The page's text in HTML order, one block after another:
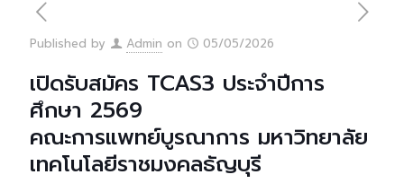
Published by Admin on 05/05/2026
เปิดรับสมัคร TCAS3 ประจำปีการ
ศึกษา 2569
คณะการแพทย์บูรณาการ มหาวิทยาลัย
เทคโนโลยีราชมงคลธัญบุรี